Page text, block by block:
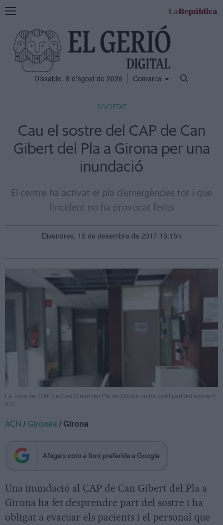
Mostra
navegació
Dissabte, 8 d'agost de 2026 Comarca
SOCIETAT
Cau el sostre del CAP de Can
Gibert del Pla a Girona per una
inundació
El centre ha activat el pla d'emergències tot i que
l'incident no ha provocat ferits
Divendres, 15 de desembre de 2017 15:15h
La zona del CAP de Can Gibert del Pla de Girona on ha cedit part del sostre ©
ICS
ACN /Gironès / Girona
Una inundació al CAP de Can Gibert del Pla a
Girona ha fet desprendre part del sostre i ha
obligat a evacuar els pacients i el personal que